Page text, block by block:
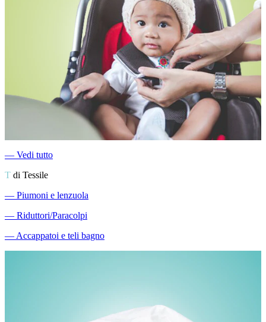
― Vedi tutto
T di Tessile
― Piumoni e lenzuola
― Riduttori/Paracolpi
―Accappatoi e teli bagno